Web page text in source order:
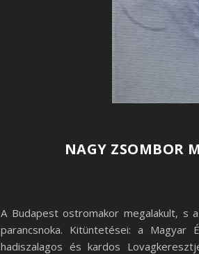
NAGY ZSOMBOR
A Budapest ostromakor megalakult, s
parancsnoka. Kitüntetései: a Magyar
hadiszalagos és kardos